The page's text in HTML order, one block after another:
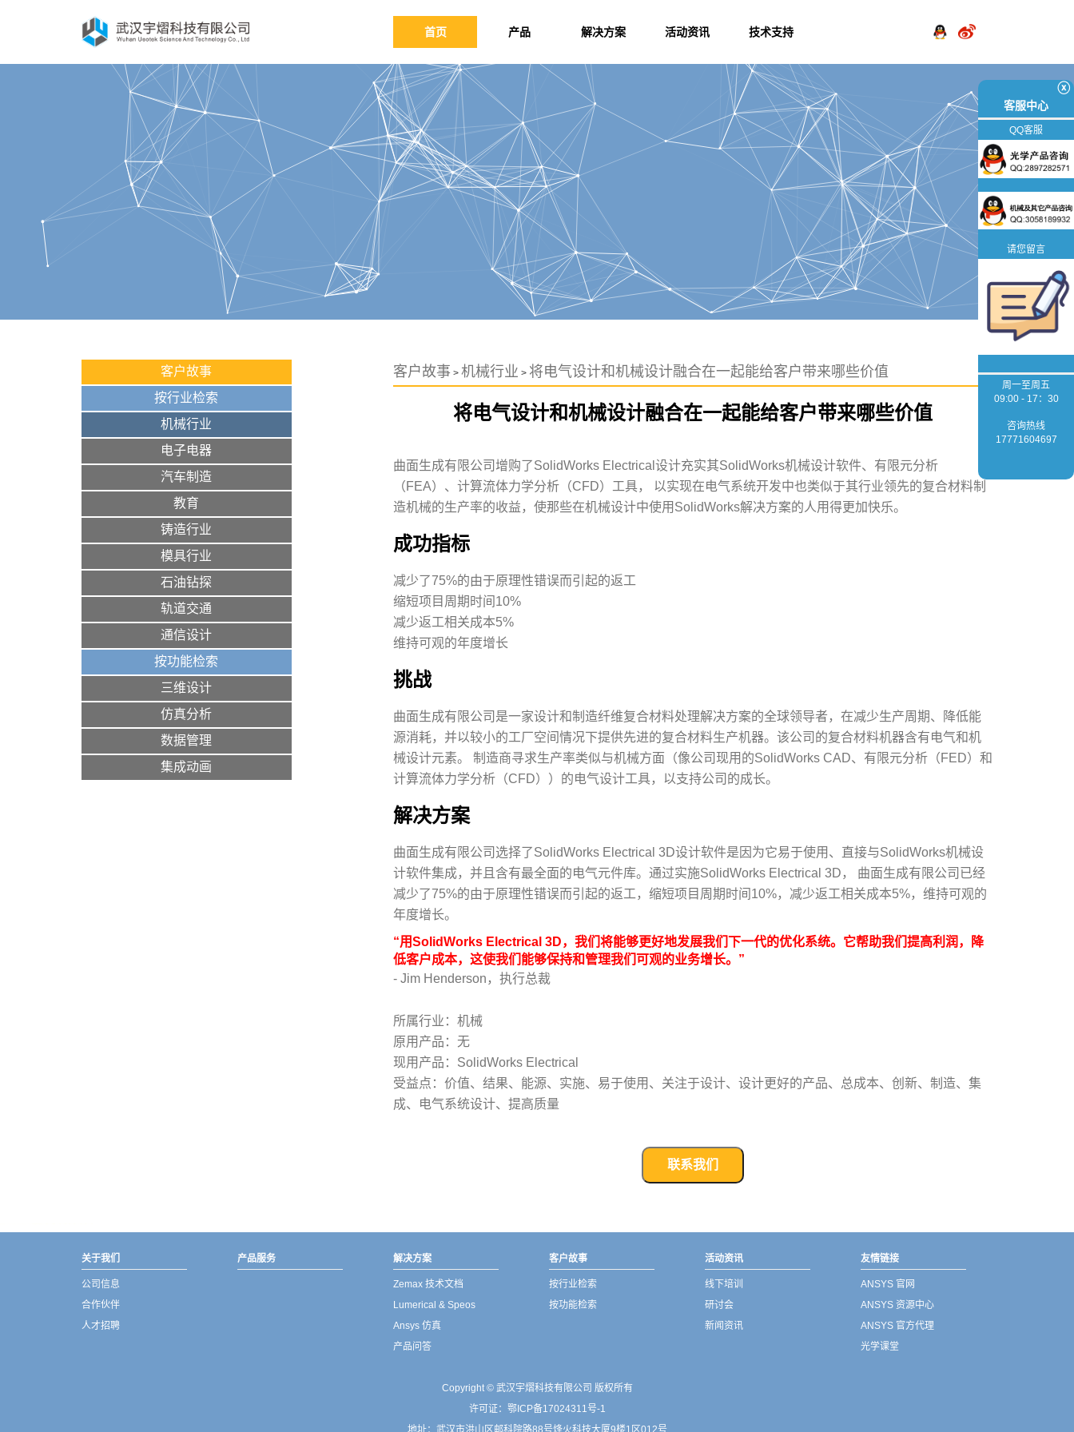
首页 产品 解决方案 活动资讯 技术支持
客户故事
按行业检索
机械行业
电子电器
汽车制造
教育
铸造行业
模具行业
石油钻探
轨道交通
通信设计
按功能检索
三维设计
仿真分析
数据管理
集成动画
客户故事 > 机械行业 > 将电气设计和机械设计融合在一起能给客户带来哪些价值
将电气设计和机械设计融合在一起能给客户带来哪些价值
曲面生成有限公司增购了SolidWorks Electrical设计充实其SolidWorks机械设计软件、有限元分析
（FEA）、计算流体力学分析（CFD）工具， 以实现在电气系统开发中也类似于其行业领先的复合材料制
造机械的生产率的收益，使那些在机械设计中使用SolidWorks解决方案的人用得更加快乐。
成功指标
减少了75%的由于原理性错误而引起的返工
缩短项目周期时间10%
减少返工相关成本5%
维持可观的年度增长
挑战
曲面生成有限公司是一家设计和制造纤维复合材料处理解决方案的全球领导者，在减少生产周期、降低能
源消耗，并以较小的工厂空间情况下提供先进的复合材料生产机器。该公司的复合材料机器含有电气和机
械设计元素。 制造商寻求生产率类似与机械方面（像公司现用的SolidWorks CAD、有限元分析（FED）和
计算流体力学分析（CFD））的电气设计工具，以支持公司的成长。
解决方案
曲面生成有限公司选择了SolidWorks Electrical 3D设计软件是因为它易于使用、直接与SolidWorks机械设
计软件集成，并且含有最全面的电气元件库。通过实施SolidWorks Electrical 3D， 曲面生成有限公司已经
减少了75%的由于原理性错误而引起的返工，缩短项目周期时间10%，减少返工相关成本5%，维持可观的
年度增长。
“用SolidWorks Electrical 3D，我们将能够更好地发展我们下一代的优化系统。它帮助我们提高利润，降
低客户成本，这使我们能够保持和管理我们可观的业务增长。”
- Jim Henderson，执行总裁
所属行业：机械
原用产品：无
现用产品：SolidWorks Electrical
受益点：价值、结果、能源、实施、易于使用、关注于设计、设计更好的产品、总成本、创新、制造、集
成、电气系统设计、提高质量
联系我们
ⓧ
客服中心
QQ客服
请您留言
周一至周五
09:00 - 17：30
咨询热线
17771604697
关于我们
公司信息
合作伙伴
人才招聘
产品服务 解决方案
Zemax 技术文档
Lumerical & Speos
Ansys 仿真
产品问答
客户故事
按行业检索
按功能检索
活动资讯
线下培训
研讨会
新闻资讯
友情链接
ANSYS 官网
ANSYS 资源中心
ANSYS 官方代理
光学课堂
Copyright © 武汉宇熠科技有限公司 版权所有
许可证： 鄂ICP备17024311号-1
地址：武汉市洪山区邮科院路88号烽火科技大厦9楼1区012号